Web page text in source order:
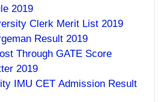
2019
Clerk Merit List 2019
Result 2019
Through GATE Score
2019
IMU CET Admission Result